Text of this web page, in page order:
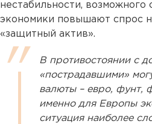
нестабильности,
экономики повышают спрос
«защитный актив».
В противостоянии с
«пострадавшими»
валюты – евро, фунт,
именно для Европы
ситуация наиболее